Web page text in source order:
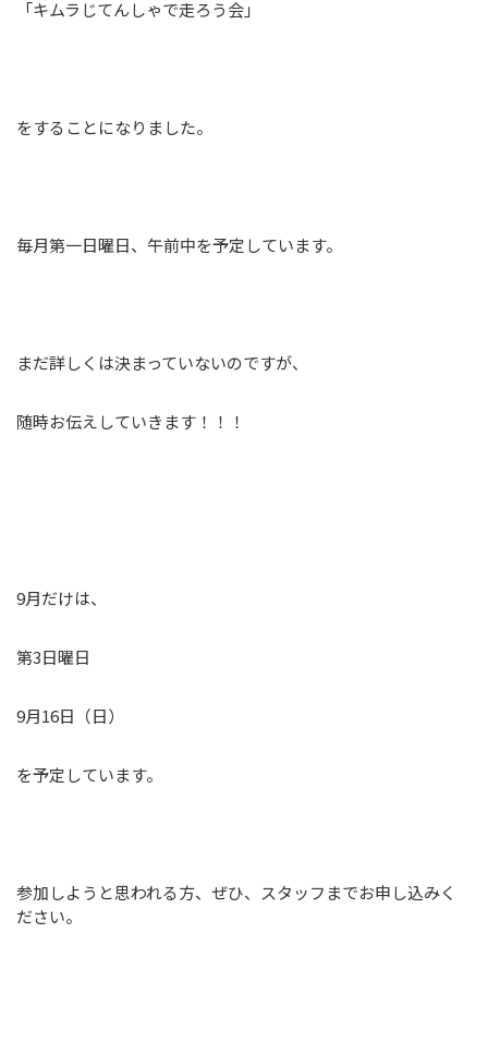
「キムラじてんしゃで走ろう会」
をすることになりました。
毎月第一日曜日、午前中を予定しています。
まだ詳しくは決まっていないのですが、
随時お伝えしていきます！！！
9月だけは、
第3日曜日
9月16日（日）
を予定しています。
参加しようと思われる方、ぜひ、スタッフまでお申し込みく
ださい。